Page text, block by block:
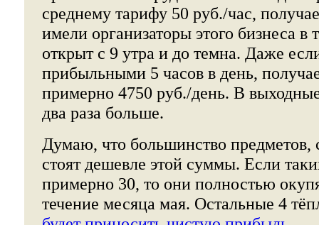
среднему тарифу 50 руб./час,
имели организаторы этого бизнеса в
открыт с 9 утра и до темна. Даже
прибыльными 5 часов в день,
примерно 4750 руб./день. В
два раза больше.
Думаю, что большинство предметов,
стоят дешевле этой суммы. Если
примерно 30, то они полностью
течение месяца мая. Остальные 4